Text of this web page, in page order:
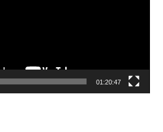
01:20:47